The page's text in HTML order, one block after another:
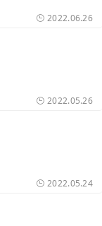
2022.06.26
2022.05.26
2022.05.24